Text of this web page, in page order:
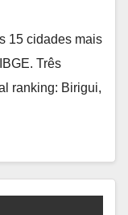
15 cidades mais
Três
ranking: Birigui,